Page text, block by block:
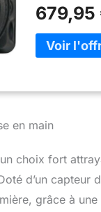
679,95
en main
choix fort
d’un capteur
grâce à